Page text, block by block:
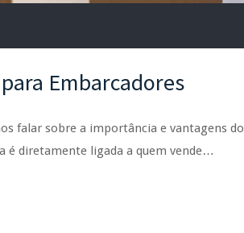
Embarcadores
falar sobre a importância e vantagens do
é diretamente ligada a quem vende…